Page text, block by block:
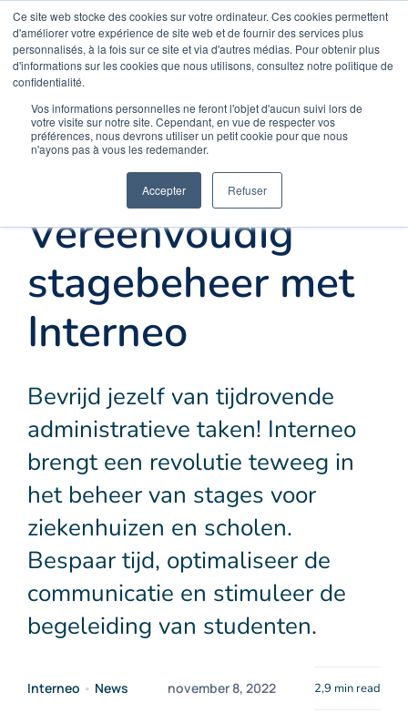
Ce site web stocke des cookies sur votre ordinateur. Ces cookies permettent
d'améliorer votre expérience de site web et de fournir des services plus
personnalisés, à la fois sur ce site et via d'autres médias. Pour obtenir plus
d'informations sur les cookies que nous utilisons, consultez notre politique de
confidentialité.
Vos informations personnelles ne feront l'objet d'aucun suivi lors de
votre visite sur notre site. Cependant, en vue de respecter vos
préférences, nous devrons utiliser un petit cookie pour que nous
n'ayons pas à vous les redemander.
Accepter Refuser
Skip
to
content
Opal Solutions
Menu
Onthaal
Oplossingen
Uw behoeften
Contact
NL
Vereenvoudig
stagebeheer met
Interneo
Bevrijd jezelf van tijdrovende
administratieve taken! Interneo
brengt een revolutie teweeg in
het beheer van stages voor
ziekenhuizen en scholen.
Bespaar tijd, optimaliseer de
communicatie en stimuleer de
begeleiding van studenten.
Interneo • News november 8, 2022 2,9 min read